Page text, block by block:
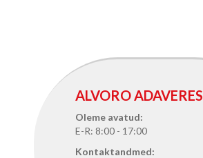
ALVORO ADAVERES
Oleme avatud:
E-R: 8:00 - 17:00
Kontaktandmed: